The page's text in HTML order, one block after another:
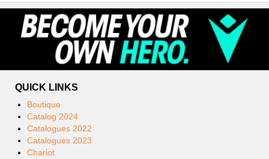
QUICK LINKS
Boutique
Catalog 2024
Catalogues 2022
Catalogues 2023
Chariot